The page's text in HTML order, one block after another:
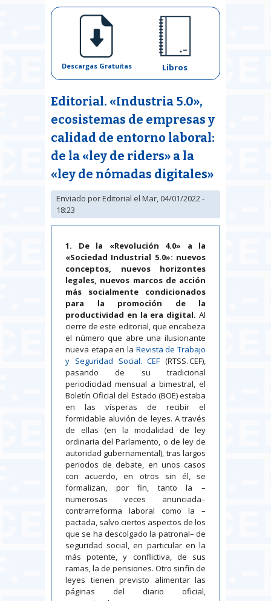
Descargas Gratuitas Libros
Editorial. «Industria 5.0»,
ecosistemas de empresas y
calidad de entorno laboral:
de la «ley de riders» a la
«ley de nómadas digitales»
Enviado porEditorial el Mar, 04/01/2022 -
18:23
1. De la «Revolución 4.0» a la
«Sociedad Industrial 5.0»: nuevos
conceptos, nuevos horizontes
legales, nuevos marcos de acción
más socialmente condicionados
para la promoción de la
productividad en la era digital. Al
cierre de este editorial, que encabeza
el número que abre una ilusionante
nueva etapa en la Revista de Trabajo
y Seguridad Social. CEF (RTSS. CEF),
pasando de su tradicional
periodicidad mensual a bimestral, el
Boletín Oficial del Estado (BOE) estaba
en las vísperas de recibir el
formidable aluvión de leyes. A través
de ellas (en la modalidad de ley
ordinaria del Parlamento, o de ley de
autoridad gubernamental), tras largos
periodos de debate, en unos casos
con acuerdo, en otros sin él, se
formalizan, por fin, tanto la –
numerosas veces anunciada–
contrarreforma laboral como la –
pactada, salvo ciertos aspectos de los
que se ha descolgado la patronal– de
seguridad social, en particular en la
más potente, y conflictiva, de sus
ramas, la de pensiones. Otro sinfín de
leyes tienen previsto alimentar las
páginas del diario oficial,